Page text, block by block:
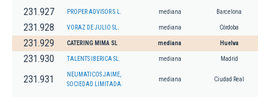
231.927 PROPER ADVISOR S.L. mediana Barcelona
231.928 VORAZ DE JULIO SL. mediana Córdoba
231.929 CATERING MIMA SL mediana Huelva
231.930 TALENTS IBERICA SL. mediana Madrid
231.931
NEUMATICOS JAIME,
SOCIEDAD LIMITADA.
mediana Ciudad Real